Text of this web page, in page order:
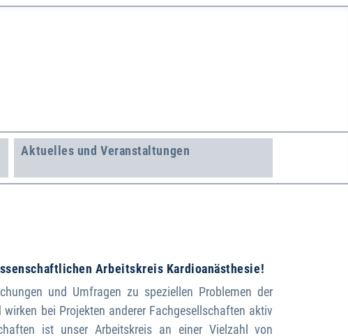
Aktuelles und Veranstaltungen
Arbeitskreis Kardioanästhesie!
und Umfragen zu speziellen Problemen der
bei Projekten anderer Fachgesellschaften aktiv
ist unser Arbeitskreis an einer Vielzahl von